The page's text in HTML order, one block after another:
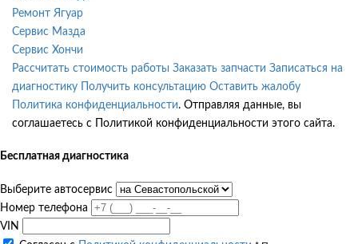
Ремонт Ягуар
Сервис Мазда
Сервис Хончи
Рассчитать стоимость работы Заказать запчасти Записаться на
диагностику
Получить консультацию Оставить жалобу
Политика конфиденциальности. Отправляя данные, вы
соглашаетесь с Политикой конфиденциальности этого сайта.
Бесплатная диагностика
Выберите автосервис
Номер телефона
VIN